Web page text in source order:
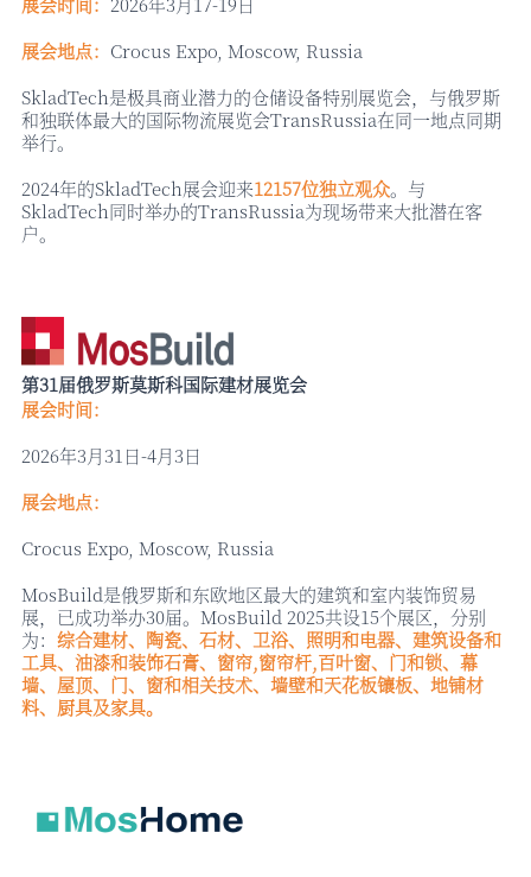
展会地点： Crocus Expo, Moscow, Russia
SkladTech是极具商业潜力的仓储设备特别展览会，与俄罗斯
和独联体最大的国际物流展览会TransRussia在同一地点同期
举行。
2024年的SkladTech展会迎来12157位独立观众。与
SkladTech同时举办的TransRussia为现场带来大批潜在客
户。
第31届俄罗斯莫斯科国际建材展览会
展会时间：
2026年3月31日-4月3日
展会地点：
Crocus Expo, Moscow, Russia
MosBuild是俄罗斯和东欧地区最大的建筑和室内装饰贸易
展，已成功举办30届。MosBuild 2025共设15个展区，分别
为： 综合建材、陶瓷、石材、卫浴、照明和电器、建筑设备和
工具、油漆和装饰石膏、窗帘,窗帘杆,百叶窗、门和锁、幕
墙、屋顶、门、窗和相关技术、墙壁和天花板镶板、地铺材
料、厨具及家具。